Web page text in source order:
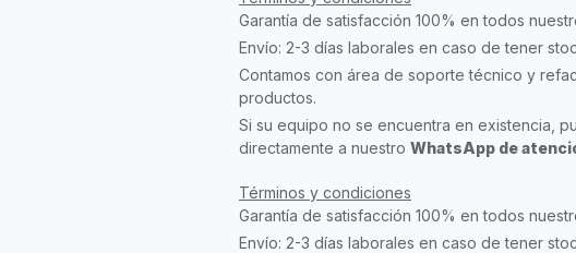
Garantía de satisfacción 100% en todos
Envío: 2-3 días laborales en caso de tener
Contamos con área de soporte técnico y
productos.
Si su equipo no se encuentra en existencia,
directamente a nuestro WhatsApp de
Términos y condiciones
Garantía de satisfacción 100% en todos
Envío: 2-3 días laborales en caso de tener